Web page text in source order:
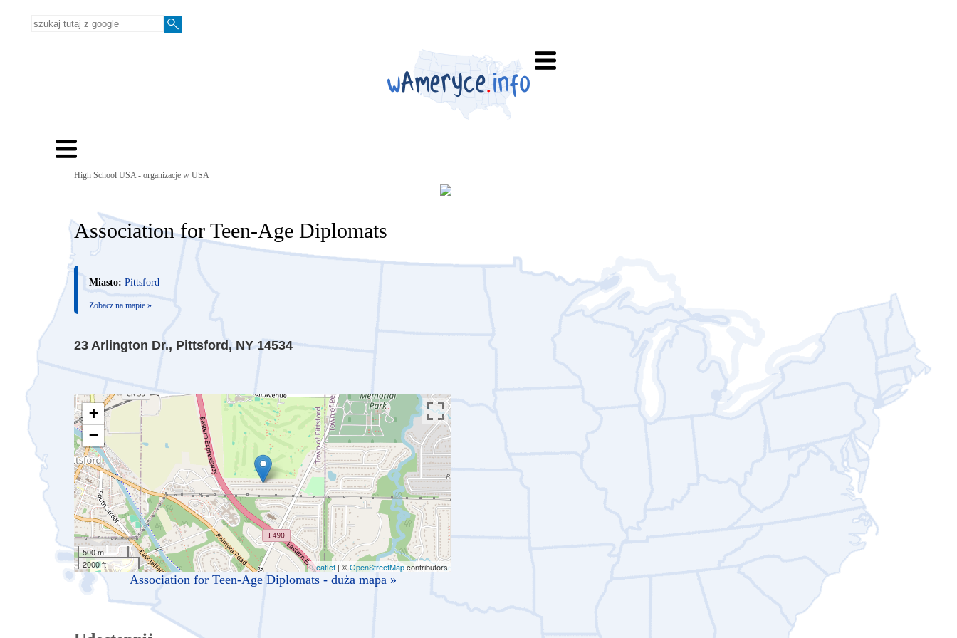
High School USA - organizacje w USA
Association for Teen-Age Diplomats
Miasto: Pittsford
Zobacz na mapie »
23 Arlington Dr., Pittsford, NY 14534
+
−
500 m
2000 ft
Leaflet | ©OpenStreetMapcontributors
Association for Teen-Age Diplomats - duża mapa »